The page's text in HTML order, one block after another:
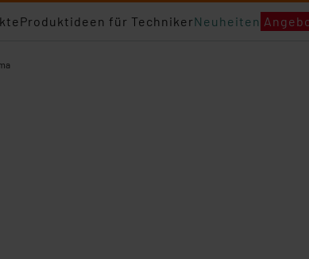
Produktideen für TechnikerNeuheiten